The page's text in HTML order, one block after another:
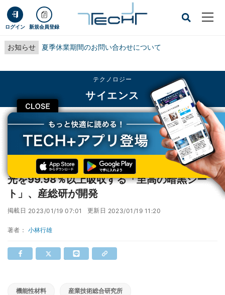
ログイン 新規会員登録
お知らせ 夏季休業期間のお問い合わせについて
CLOSE
テクノロジー
サイエンス
TECH+ テクノロジー
サイエンス
光を99.98％以上吸収する「至高の暗黒シート」、産総研が開発
光を99.98％以上吸収する「至高の暗黒シー
ト」、産総研が開発
掲載日 2023/01/19 07:01 更新日 2023/01/19 11:20
著者： 小林行雄
機能性材料 産業技術総合研究所